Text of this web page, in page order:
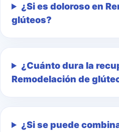
¿Si es doloroso en
glúteos?
¿Cuánto dura la
Remodelación de
¿Si se puede